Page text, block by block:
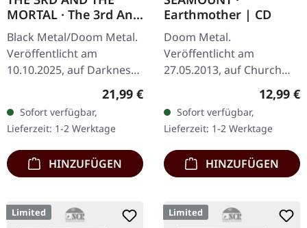
MORTAL · The 3rd And
The Mortal | WHITE
LP
Black Metal/Doom Metal.
Veröffentlicht am
10.10.2025, auf Darkness
Shall Rise Productions.
Weißes Vinyl mit 12-
seitigem Booklet im 10"-
Format mit…
Regulärer Preis:
21,99 €
Sofort verfügbar,
Lieferzeit: 1-2 Werktage
HINZUFÜGEN
Earthmother | CD
Doom Metal.
Veröffentlicht am
27.05.2013, auf Church
Surrender 5:42 The Fool
6:58 Echoes 7:08 Just For
Fantasy 4:11 Earthmother
5:46…
12,99 €
Sofort verfügbar,
Lieferzeit: 1-2 Werktage
HINZUFÜGEN
Limited Limited